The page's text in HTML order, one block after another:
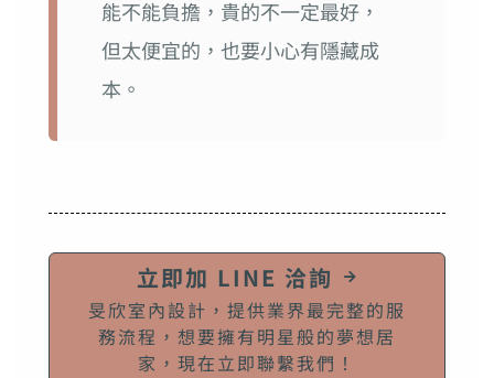
能不能負擔，貴的不一定最好，
但太便宜的，也要小心有隱藏成
本。
立即加 LINE 洽詢
旻欣室內設計，提供業界最完整的服
務流程，想要擁有明星般的夢想居
家，現在立即聯繫我們！